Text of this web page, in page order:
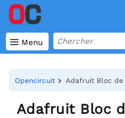
 Menu
Opencircuit Adafruit Bloc de
Adafruit Bloc